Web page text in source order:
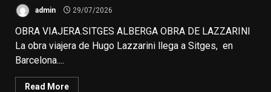
admin 29/07/2026
OBRA VIAJERA.SITGES ALBERGA OBRA DE LAZZARINI
La obra viajera de Hugo Lazzarini llega a Sitges, en
Barcelona....
Read More